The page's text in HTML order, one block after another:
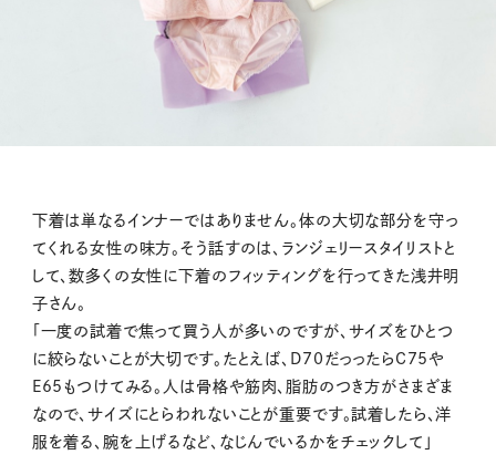
下着は単なるインナーではありません。体の大切な部分を守っ
てくれる女性の味方。そう話すのは、ランジェリースタイリストと
して、数多くの女性に下着のフィッティングを行ってきた浅井明
子さん。
「一度の試着で焦って買う人が多いのですが、サイズをひとつ
に絞らないことが大切です。たとえば、D70だっったらC75や
E65もつけてみる。人は骨格や筋肉、脂肪のつき方がさまざま
なので、サイズにとらわれないことが重要です。試着したら、洋
服を着る、腕を上げるなど、なじんでいるかをチェックして」